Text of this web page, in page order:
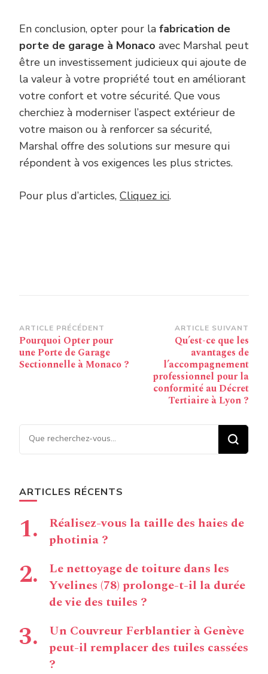
En conclusion, opter pour la fabrication de
porte de garage à Monaco avec Marshal peut
être un investissement judicieux qui ajoute de
la valeur à votre propriété tout en améliorant
votre confort et votre sécurité. Que vous
cherchiez à moderniser l’aspect extérieur de
votre maison ou à renforcer sa sécurité,
Marshal offre des solutions sur mesure qui
répondent à vos exigences les plus strictes.
Pour plus d’articles, Cliquez ici.
Navigation
d’article
ARTICLE PRÉCÉDENT
Pourquoi Opter pour
une Porte de Garage
Sectionnelle à Monaco ?
ARTICLE SUIVANT
Qu’est-ce que les
avantages de
l’accompagnement
professionnel pour la
conformité au Décret
Tertiaire à Lyon ?
Vous recherchiez quelque
chose ?
ARTICLES RÉCENTS
Réalisez-vous la taille des haies de
photinia ?
Le nettoyage de toiture dans les
Yvelines (78) prolonge-t-il la durée
de vie des tuiles ?
Un Couvreur Ferblantier à Genève
peut-il remplacer des tuiles cassées
?